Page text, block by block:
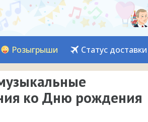
Розыгрыши Статус доставки
ко Дню рождения